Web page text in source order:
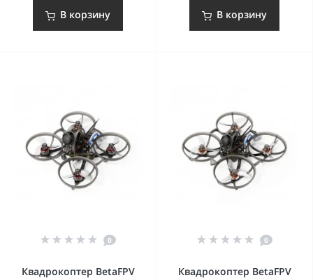
В корзину В корзину
0
Квадрокоптер BetaFPV
0
Квадрокоптер BetaFPV